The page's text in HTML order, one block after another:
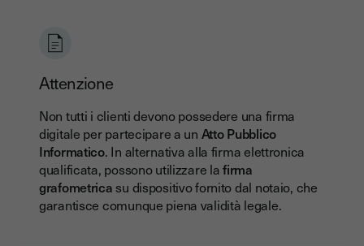
Attenzione
Non tutti i clienti devono possedere una firma
digitale per partecipare a un Atto Pubblico
Informatico. In alternativa alla firma elettronica
qualificata, possono utilizzare lafirma
grafometrica su dispositivo fornito dal notaio, che
garantisce comunque piena validità legale.